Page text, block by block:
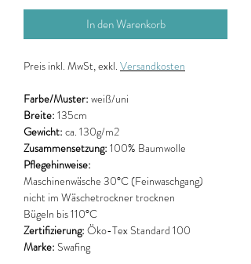
In den Warenkorb
Preis inkl. MwSt, exkl. Versandkosten
Farbe/Muster: weiß/uni
Breite: 135cm
Gewicht: ca. 130g/m2
Zusammensetzung: 100% Baumwolle
Pflegehinweise:
Maschinenwäsche 30°C (Feinwaschgang)
nicht im Wäschetrockner trocknen
Bügeln bis 110°C
Zertifizierung: Öko-Tex Standard 100
Marke: Swafing